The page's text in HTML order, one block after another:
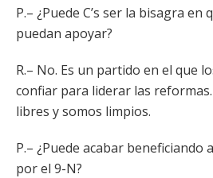
P.– ¿Puede C’s ser la bisagra en
puedan apoyar?
R.– No. Es un partido en el que
confiar para liderar las
libres y somos limpios.
P.– ¿Puede acabar beneficiando
por el 9-N?